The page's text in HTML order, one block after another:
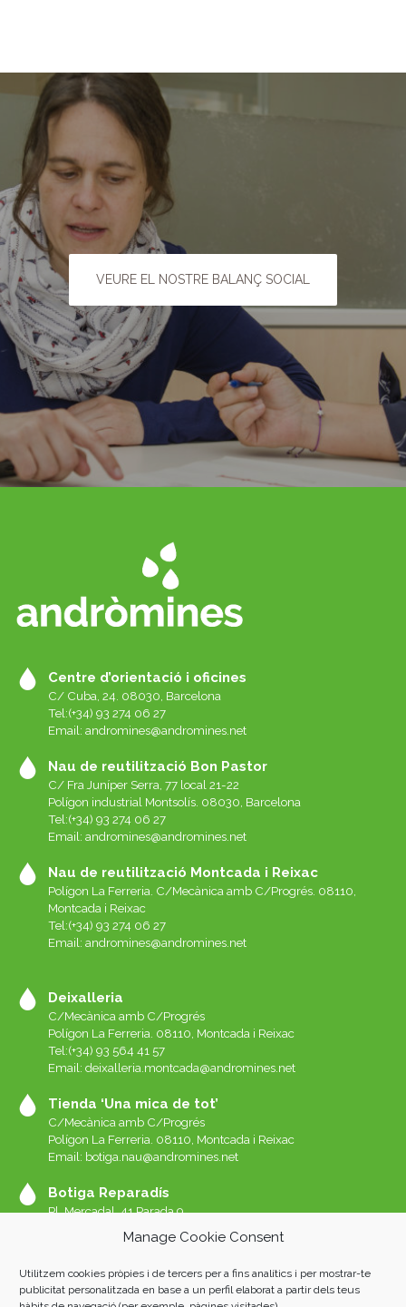
Manage Cookie Consent
Utilitzem cookies pròpies i de tercers per a fins analítics i per mostrar-te
publicitat personalitzada en base a un perfil elaborat a partir dels teus
VEURE EL NOSTRE BALANÇ SOCIAL
Centre d’orientació i oficines
C/ Cuba, 24. 08030, Barcelona
Tel:(+34) 93 274 06 27
Email: andromines@andromines.net
Nau de reutilització Bon Pastor
C/ Fra Juníper Serra, 77 local 21-22
Polígon industrial Montsolís. 08030, Barcelona
Tel:(+34) 93 274 06 27
Email: andromines@andromines.net
Nau de reutilització Montcada i Reixac
Polígon La Ferreria. C/Mecànica amb C/Progrés. 08110,
Montcada i Reixac
Tel:(+34) 93 274 06 27
Email: andromines@andromines.net
Deixalleria
C/Mecànica amb C/Progrés
Polígon La Ferreria. 08110, Montcada i Reixac
Tel:(+34) 93 564 41 57
Email: deixalleria.montcada@andromines.net
Tienda ‘Una mica de tot’
C/Mecànica amb C/Progrés
Polígon La Ferreria. 08110, Montcada i Reixac
Email: botiga.nau@andromines.net
Botiga Reparadís
Pl. Mercadal, 41 Parada 9
Galeries del Mercat de Sant Andreu. 08030 Barcelona
Whatssap 639-520-060
Botiga Una Mica de tot Sant Andreu